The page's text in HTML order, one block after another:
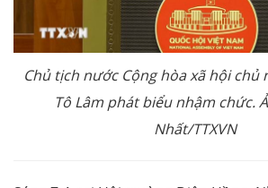
Chủ tịch nước Cộng hòa xã hội chủ
Tô Lâm phát biểu nhậm chức.
Nhất/TTXVN